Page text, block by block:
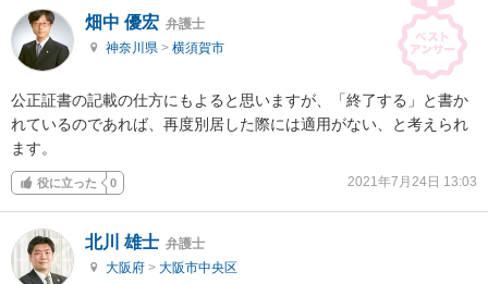
畑中 優宏 弁護士
神奈川県 > 横須賀市
公正証書の記載の仕方にもよると思いますが、「終了する」と書か
れているのであれば、再度別居した際には適用がない、と考えられ
ます。
役に立った 0 2021年7月24日 13:03
北川 雄士 弁護士
大阪府 > 大阪市中央区